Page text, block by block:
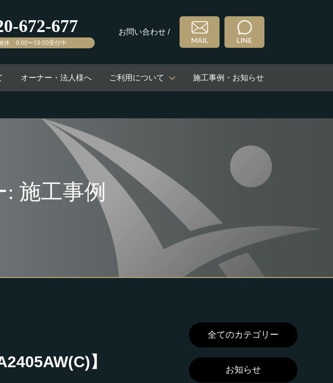
休 9:00〜19:00受付中
お問い合わせ /
オーナー・法人様へ ご利用について 施工事例・お知らせ
施工事例
】
全てのカテゴリー
お知らせ